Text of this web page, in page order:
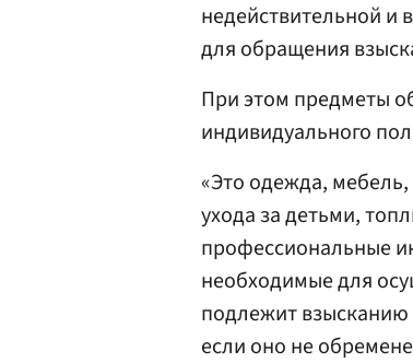
недействительной и
для обращения
При этом предметы
индивидуального
«Это одежда,
ухода за детьми,
профессиональные
необходимые для
подлежит
если оно не